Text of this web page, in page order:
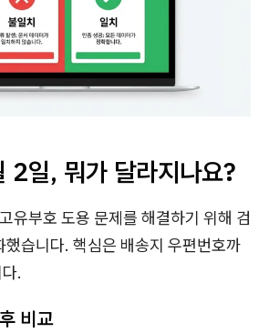
일, 뭐가 달라지나요?
유부호 도용 문제를 해결하기 위해 검
했습니다. 핵심은 배송지 우편번호까
.
비교